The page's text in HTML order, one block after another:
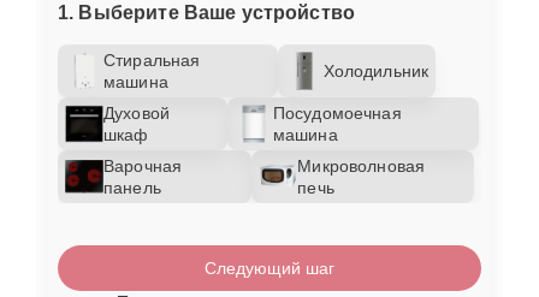
1. Выберите Ваше устройство
Стиральная
машина
Холодильник
Духовой
шкаф
Посудомоечная
машина
Варочная
панель
Микроволновая
печь
Следующий шаг